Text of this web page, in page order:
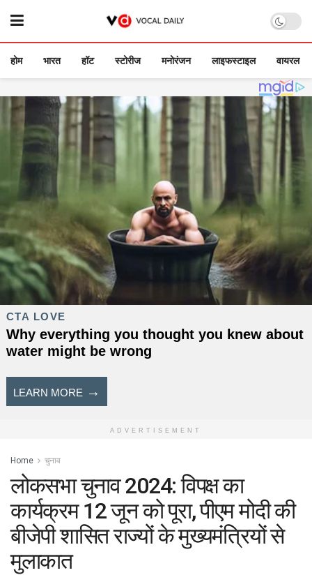
होम भारत हॉट स्टोरीज मनोरंजन लाइफस्टाइल वायरल
ADVERTISEMENT
Home चुनाव
लोकसभा चुनाव 2024: विपक्ष का
कार्यक्रम 12 जून को पूरा, पीएम मोदी की
बीजेपी शासित राज्यों के मुख्यमंत्रियों से
मुलाकात